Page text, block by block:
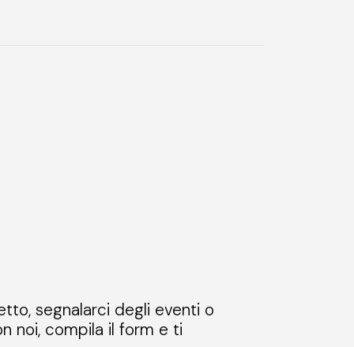
segnalarci degli eventi o
noi, compila il form e ti